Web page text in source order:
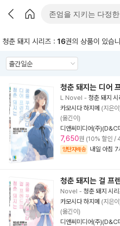
청춘 돼지 시리즈 : 16권의 상품이 있습
청춘 돼지는 디어
L Novel - 청춘 돼지
카모시다 하지메 (지은이
(옮긴이)
디앤씨미디어(주)(D&C
7,650원 (10% 할인 /
양탄자배송 내일 아침 7
청춘 돼지는 걸 프
Novel - 청춘 돼지 시
카모시다 하지메 (지은이
(옮긴이)
디앤씨미디어(주)(D&C